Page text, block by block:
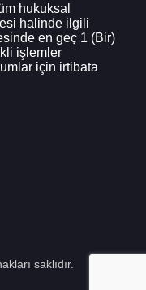
hukuksal
halinde ilgili
en geç 1 (Bir)
işlemler
için irtibata
saklıdır.